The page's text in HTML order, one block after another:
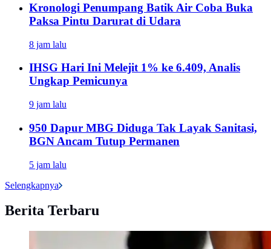
Kronologi Penumpang Batik Air Coba Buka
Paksa Pintu Darurat di Udara
8 jam lalu
IHSG Hari Ini Melejit 1% ke 6.409, Analis
Ungkap Pemicunya
9 jam lalu
950 Dapur MBG Diduga Tak Layak Sanitasi,
BGN Ancam Tutup Permanen
5 jam lalu
Selengkapnya
Berita Terbaru